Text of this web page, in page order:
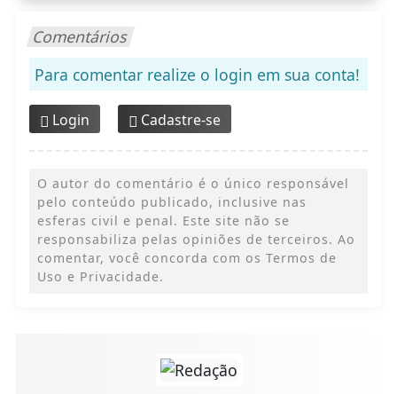
Comentários
Para comentar realize o login em sua conta!
Login Cadastre-se
O autor do comentário é o único responsável
pelo conteúdo publicado, inclusive nas
esferas civil e penal. Este site não se
responsabiliza pelas opiniões de terceiros. Ao
comentar, você concorda com os Termos de
Uso e Privacidade.